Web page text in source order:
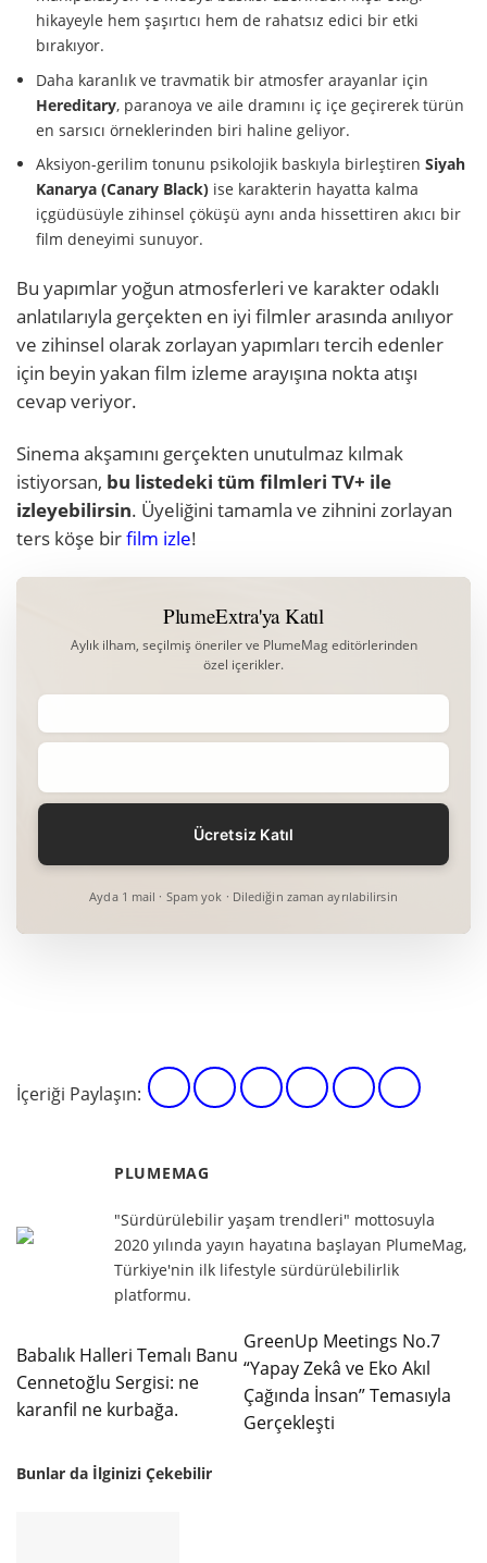
hikayeyle hem şaşırtıcı hem de rahatsız edici bir etki
bırakıyor.
Daha karanlık ve travmatik bir atmosfer arayanlar için
Hereditary, paranoya ve aile dramını iç içe geçirerek türün
en sarsıcı örneklerinden biri haline geliyor.
Aksiyon-gerilim tonunu psikolojik baskıyla birleştirenSiyah
Kanarya (Canary Black) ise karakterin hayatta kalma
içgüdüsüyle zihinsel çöküşü aynı anda hissettiren akıcı bir
film deneyimi sunuyor.
Bu yapımlar yoğun atmosferleri ve karakter odaklı
anlatılarıyla gerçekten en iyi filmler arasında anılıyor
ve zihinsel olarak zorlayan yapımları tercih edenler
için beyin yakan film izleme arayışına nokta atışı
cevap veriyor.
Sinema akşamını gerçekten unutulmaz kılmak
istiyorsan, bu listedeki tüm filmleri TV+ ile
izleyebilirsin. Üyeliğini tamamla ve zihnini zorlayan
ters köşe birfilm izle!
PlumeExtra'ya Katıl
Aylık ilham, seçilmiş öneriler ve PlumeMag editörlerinden
özel içerikler.
Ayda 1 mail · Spam yok · Dilediğin zaman ayrılabilirsin
İçeriği Paylaşın:
PLUMEMAG
"Sürdürülebilir yaşam trendleri" mottosuyla
2020 yılında yayın hayatına başlayan PlumeMag,
Türkiye'nin ilk lifestyle sürdürülebilirlik
platformu.
Babalık Halleri Temalı Banu
Cennetoğlu Sergisi: ne
karanfil ne kurbağa.
GreenUp Meetings No.7
“Yapay Zekâ ve Eko Akıl
Çağında İnsan” Temasıyla
Gerçekleşti
Bunlar da İlginizi Çekebilir